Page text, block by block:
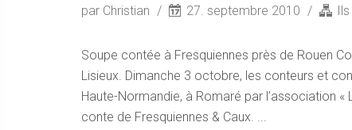
par Christian 27. septembre 2010
Soupe contée à Fresquiennes près de Rouen
Lisieux. Dimanche 3 octobre, les conteurs et
Haute-Normandie, à Romaré par l’association
conte de Fresquiennes & Caux. ...